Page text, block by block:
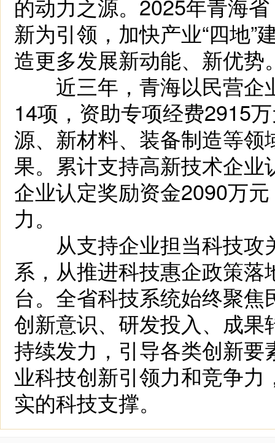
的动力之源。2025年青海
新为引领，加快产业“四地
造更多发展新动能、新优势
近三年，青海以民营企
14项，资助专项经费2915
源、新材料、装备制造等
果。累计支持高新技术企
企业认定奖励资金2090万
力。
从支持企业担当科技攻
系，从推进科技惠企政策
台。全省科技系统始终聚
创新意识、研发投入、成
持续发力，引导各类创新
业科技创新引领力和竞争
实的科技支撑。